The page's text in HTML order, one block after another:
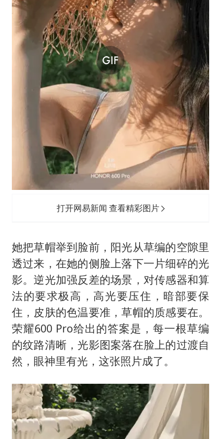
打开网易新闻 查看精彩图片
她把草帽举到脸前，阳光从草编的空隙里
透过来，在她的侧脸上落下一片细碎的光
影。逆光加强反差的场景，对传感器和算
法的要求极高，高光要压住，暗部要保
住，皮肤的色温要准，草帽的质感要在。
荣耀600 Pro给出的答案是，每一根草编
的纹路清晰，光影图案落在脸上的过渡自
然，眼神里有光，这张照片成了。